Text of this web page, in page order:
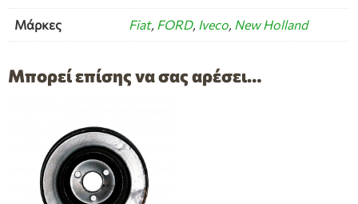
Μάρκες Fiat, FORD, Iveco New Holland
Μπορεί επίσης να σας αρέσει…